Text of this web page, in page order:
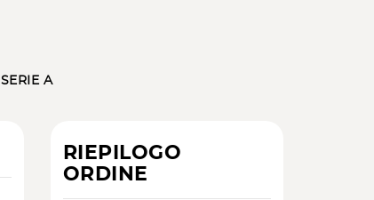
SERIE A
RIEPILOGO
ORDINE